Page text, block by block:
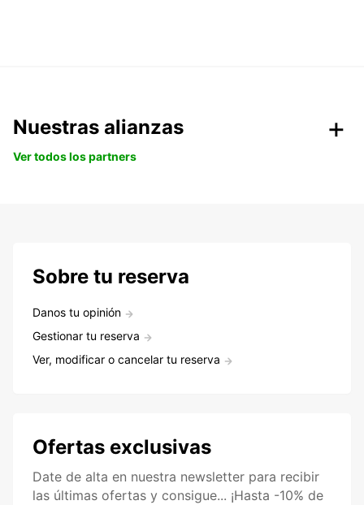
Nuestras alianzas
Ver todos los partners
Sobre tu reserva
Danos tu opinión
Gestionar tu reserva
Ver, modificar o cancelar tu reserva
Ofertas exclusivas
Date de alta en nuestra newsletter para recibir
las últimas ofertas y consigue... ¡Hasta -10% de